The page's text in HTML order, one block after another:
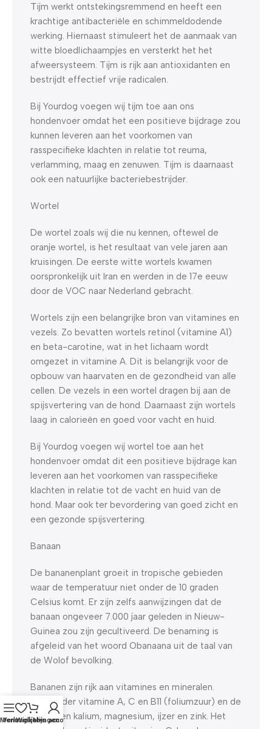
Tijm werkt ontstekingsremmend en heeft een
krachtige antibacteriële en schimmeldodende
werking. Hiernaast stimuleert het de aanmaak van
witte bloedlichaampjes en versterkt het het
afweersysteem. Tijm is rijk aan antioxidanten en
bestrijdt effectief vrije radicalen.
Bij Yourdog voegen wij tijm toe aan ons
hondenvoer omdat het een positieve bijdrage zou
kunnen leveren aan het voorkomen van
rasspecifieke klachten in relatie tot reuma,
verlamming, maag en zenuwen. Tijm is daarnaast
ook een natuurlijke bacteriebestrijder.
Wortel
De wortel zoals wij die nu kennen, oftewel de
oranje wortel, is het resultaat van vele jaren aan
kruisingen. De eerste witte wortels kwamen
oorspronkelijk uit Iran en werden in de 17e eeuw
door de VOC naar Nederland gebracht.
Wortels zijn een belangrijke bron van vitamines en
vezels. Zo bevatten wortels retinol (vitamine A1)
en beta-carotine, wat in het lichaam wordt
omgezet in vitamine A. Dit is belangrijk voor de
opbouw van haarvaten en de gezondheid van alle
cellen. De vezels in een wortel dragen bij aan de
spijsvertering van de hond. Daarnaast zijn wortels
laag in calorieën en goed voor vacht en huid.
Bij Yourdog voegen wij wortel toe aan het
hondenvoer omdat dit een positieve bijdrage kan
leveren aan het voorkomen van rasspecifieke
klachten in relatie tot de vacht en huid van de
hond. Maar ook ter bevordering van goed zicht en
een gezonde spijsvertering.
Banaan
De bananenplant groeit in tropische gebieden
waar de temperatuur niet onder de 10 graden
Celsius komt. Er zijn zelfs aanwijzingen dat de
banaan ongeveer 7.000 jaar geleden in Nieuw-
Guinea zou zijn gecultiveerd. De benaming is
afgeleid van het woord Obanaana uit de taal van
de Wolof bevolking.
Bananen zijn rijk aan vitamines en mineralen.
Waaronder vitamine A, C en B11 (foliumzuur) en de
mineralen kalium, magnesium, ijzer en zink. Het
Menu
Verlanglijst
Winkelwagen
Mijn account